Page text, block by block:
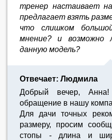
тренер настаивает
предлагает взять
что слишком
мнение? и возможно
данную модель?
Отвечает: Людмила
Добрый вечер,
обращение в нашу
Для дачи точных
размеру, просим
стопы - длина и